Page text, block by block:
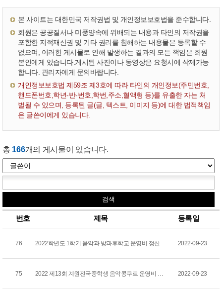
본 사이트는 대한민국 저작권법 및 개인정보보호법을 준수합니다.
회원은 공공질서나 미풍양속에 위배되는 내용과 타인의 저작권을
포함한 지적재산권 및 기타 권리를 침해하는 내용물은 등록할 수
없으며, 이러한 게시물로 인해 발생하는 결과의 모든 책임은 회원
본인에게 있습니다.게시된 사진이나 동영상은 요청시에 삭제가능
합니다. 관리자에게 문의바랍니다.
개인정보보호법 제59조 제3호에 따라 타인의 개인정보(주민번호,
핸드폰번호,학년-반-번호,학번,주소,혈액형 등)를 유출한 자는 처
벌될 수 있으며, 등록된 글(글, 텍스트, 이미지 등)에 대한 법적책임
은 글쓴이에게 있습니다.
총 166개의 게시물이 있습니다.
번호 제목 등록일
76 2022학년도 1학기 음악과 방과후학교 운영비 정산 2022-09-23
75 2022 제13회 계원전국중학생 음악콩쿠르 운영비 정산 2022-09-23